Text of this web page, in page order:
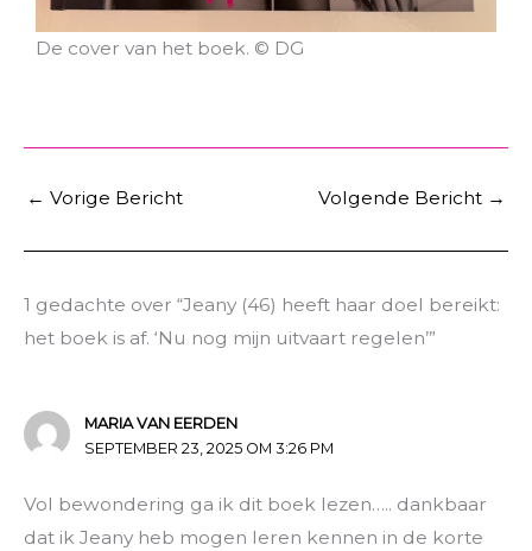
De cover van het boek. © DG
← Vorige Bericht Volgende Bericht →
1 gedachte over “Jeany (46) heeft haar doel bereikt:
het boek is af. ‘Nu nog mijn uitvaart regelen’”
MARIA VAN EERDEN
SEPTEMBER 23, 2025 OM 3:26 PM
Vol bewondering ga ik dit boek lezen….. dankbaar
dat ik Jeany heb mogen leren kennen in de korte